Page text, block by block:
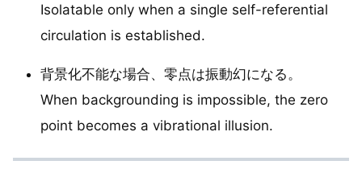
Isolatable only when a single self-referential
circulation is established.
背景化不能な場合、零点は振動幻になる。
When backgrounding is impossible, the zero
point becomes a vibrational illusion.